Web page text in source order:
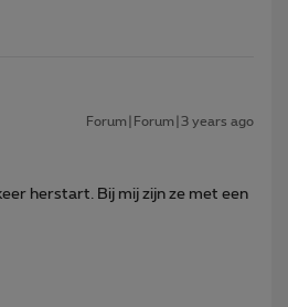
Forum|Forum|3 years ago
herstart. Bij mij zijn ze met een